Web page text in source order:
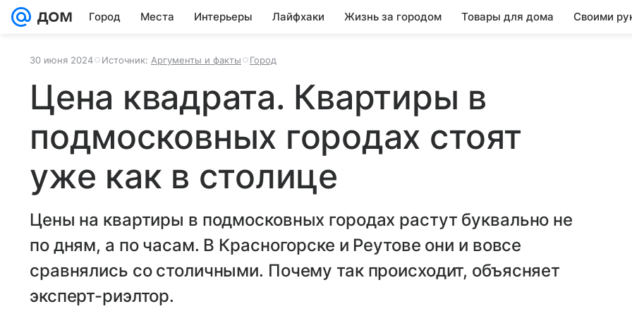
Город Места Интерьеры Лайфхаки Жизнь за городом Товары для дома Своими
30 июня 2024 Источник: Аргументы и факты Город
Цена квадрата. Квартиры в
подмосковных городах стоят
уже как в столице
Цены на квартиры в подмосковных городах растут буквально не
по дням, а по часам. В Красногорске и Реутове они и вовсе
сравнялись со столичными. Почему так происходит, объясняет
эксперт-риэлтор.